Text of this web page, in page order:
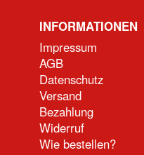
INFORMATIONEN
Impressum
AGB
Datenschutz
Versand
Bezahlung
Widerruf
Wie bestellen?